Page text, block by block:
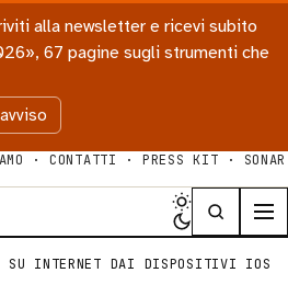
alla newsletter e ricevi subito
67 pagine sugli strumenti che
· CONTATTI · PRESS KIT · SONAR
SU INTERNET DAI DISPOSITIVI IOS